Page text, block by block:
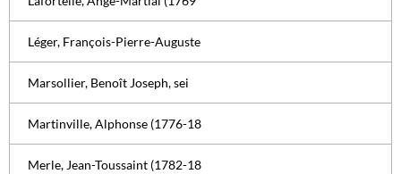
Léger, François-Pierre-Auguste
Marsollier, Benoît Joseph, sei
Martinville, Alphonse (1776-18
Merle, Jean-Toussaint (1782-18